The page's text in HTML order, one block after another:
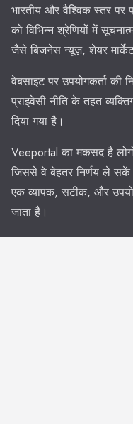
भारतीय और वैश्विक स्तर पर
को विभिन्न श्रेणियों में
जैसे बिजनेस न्यूज़, शेयर
वेबसाइट पर उपयोगकर्ता की
प्राइवेसी नीति के तहत
दिया गया है।
Veeportal का मकसद है
जिससे वे बेहतर निर्णय ले
एक व्यापक, सटीक, और
जाता है।